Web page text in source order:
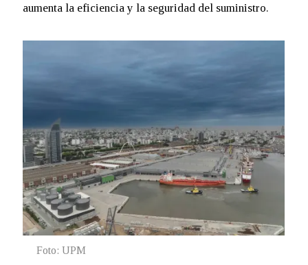
aumenta la eficiencia y la seguridad del suministro.
Foto: UPM